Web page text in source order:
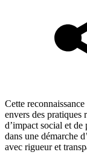
Cette
envers des pratiques
d’impact social et
dans une démarche
avec rigueur et